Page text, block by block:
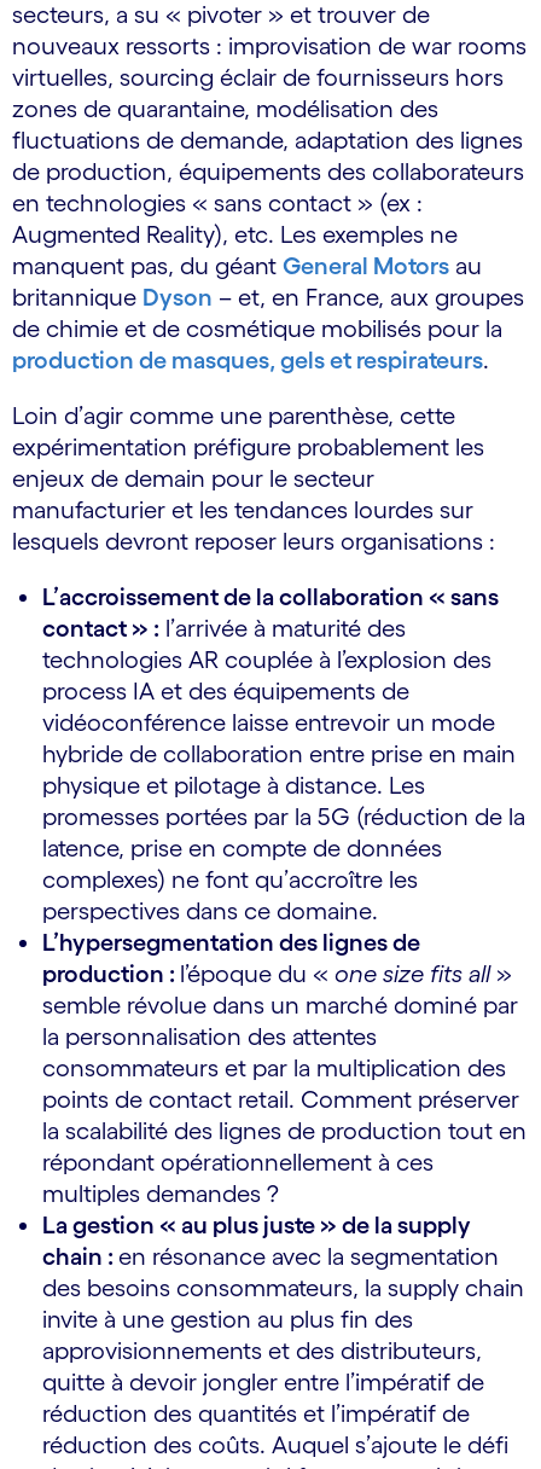
secteurs, a su « pivoter » et trouver de
nouveaux ressorts : improvisation de war rooms
virtuelles, sourcing éclair de fournisseurs hors
zones de quarantaine, modélisation des
fluctuations de demande, adaptation des lignes
de production, équipements des collaborateurs
en technologies « sans contact » (ex :
Augmented Reality), etc. Les exemples ne
manquent pas, du géant General Motors au
britannique Dyson – et, en France, aux groupes
de chimie et de cosmétique mobilisés pour la
production de masques, gels et respirateurs.
Loin d’agir comme une parenthèse, cette
expérimentation préfigure probablement les
enjeux de demain pour le secteur
manufacturier et les tendances lourdes sur
lesquels devront reposer leurs organisations :
L’accroissement de la collaboration « sans
contact » : l’arrivée à maturité des
technologies AR couplée à l’explosion des
process IA et des équipements de
vidéoconférence laisse entrevoir un mode
hybride de collaboration entre prise en main
physique et pilotage à distance. Les
promesses portées par la 5G (réduction de la
latence, prise en compte de données
complexes) ne font qu’accroître les
perspectives dans ce domaine.
L’hypersegmentation des lignes de
production : l’époque du « one size fits all»
semble révolue dans un marché dominé par
la personnalisation des attentes
consommateurs et par la multiplication des
points de contact retail. Comment préserver
la scalabilité des lignes de production tout en
répondant opérationnellement à ces
multiples demandes ?
La gestion « au plus juste » de la supply
chain : en résonance avec la segmentation
des besoins consommateurs, la supply chain
invite à une gestion au plus fin des
approvisionnements et des distributeurs,
quitte à devoir jongler entre l’impératif de
réduction des quantités et l’impératif de
réduction des coûts. Auquel s’ajoute le défi